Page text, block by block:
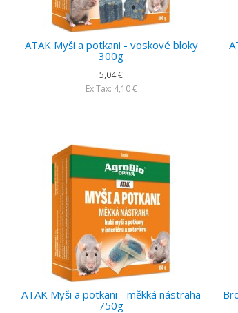
ATAK Myši a potkani - voskové bloky
300g
5,04 €
Ex Tax: 4,10 €
ATAK Myši a potkani - měkká nástraha
750g